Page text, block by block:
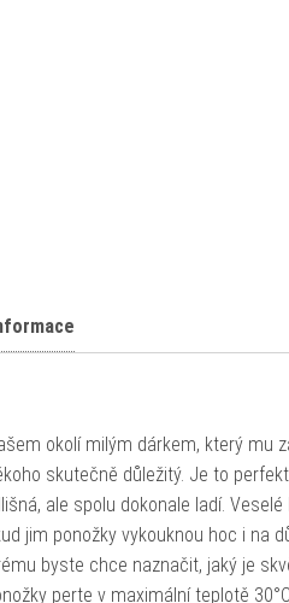
okolí milým dárkem, který mu
skutečně důležitý. Je to
ale spolu dokonale ladí.
jim ponožky vykouknou hoc i na
byste chce naznačit, jaký je
perte v maximální teplotě